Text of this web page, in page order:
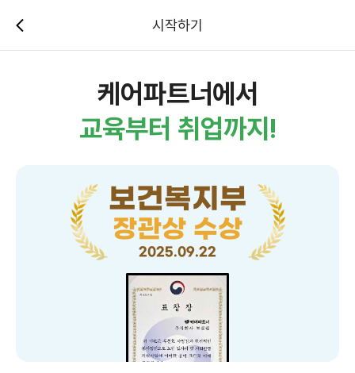
시작하기
케어파트너에서
교육부터 취업까지!
보건복지부
장관상 수상
2025.09.22